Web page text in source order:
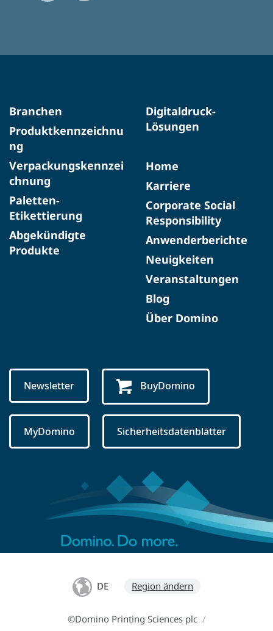
Branchen
Produktkennzeichnu
ng
Verpackungskennzei
chnung
Paletten-
Etikettierung
Abgekündigte
Produkte​
Digitaldruck-
Lösungen
Home
Karriere
Corporate Social
Responsibility
Anwenderberichte
Neuigkeiten
Veranstaltungen
Blog
Über Domino
Newsletter BuyDomino
MyDomino Sicherheitsdatenblätter
DE Region ändern
©Domino Printing Sciences plc /